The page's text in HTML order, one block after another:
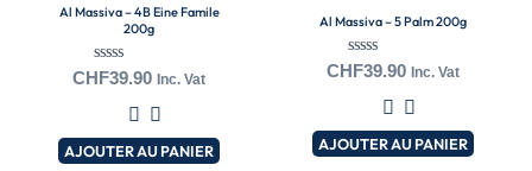
Al Massiva – 4B Eine Famile
200g
Note
CHF39.90 Inc. Vat
AJOUTER AU PANIER
Al Massiva – 5 Palm 200g
Note
CHF39.90 Inc. Vat
AJOUTER AU PANIER